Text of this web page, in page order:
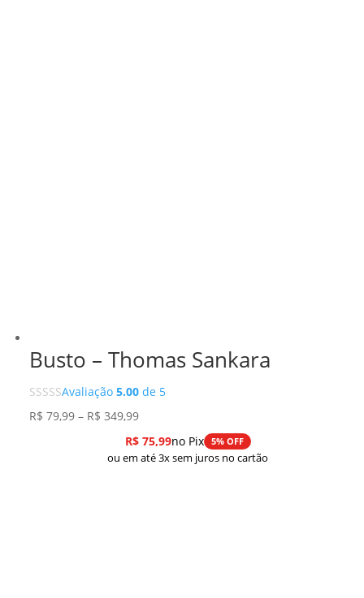
Busto – Thomas Sankara
Avaliação5.00 de 5
R$ 79,99 – R$ 349,99Faixa
de
preço:
R$75,99no Pix 5% OFF
ou em até 3x sem juros no cartão